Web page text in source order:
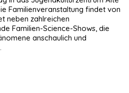
Familienveranstaltung findet von
neben zahlreichen
Familien-Science-Shows, die
anschaulich und